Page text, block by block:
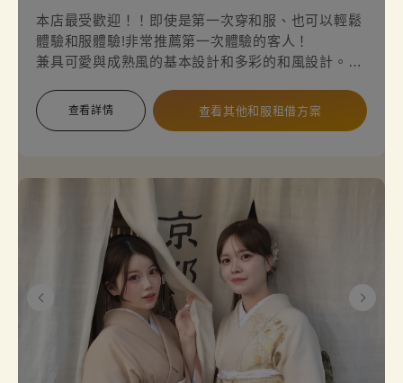
本店最受歡迎！！即使是第一次穿和服、也可以輕鬆
體驗和服體驗!非常推薦第一次體驗的客人！
兼具可愛與成熟風的基本設計和多彩的和風設計。您
服的生活嗎？
查看詳情 查看其他和服租借方案